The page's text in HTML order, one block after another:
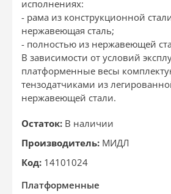
исполнениях:
- рама из конструкционной
нержавеющая сталь;
- полностью из нержавеющей
В зависимости от условий
платформенные весы
тензодатчиками из
нержавеющей стали.
Остаток: В наличии
Производитель: МИДЛ
Код: 14101024
Платформенные